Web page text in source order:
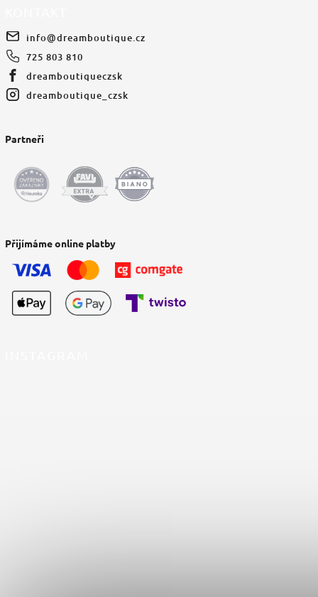
info@dreamboutique.cz
725 803 810
dreamboutiqueczsk
dreamboutique_czsk
Partneři
Přijímáme online platby